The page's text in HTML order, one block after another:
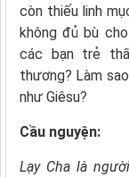
còn thiếu linh
không đủ bù
các bạn trẻ
thương? Làm
như Giêsu?
Cầu nguyện:
Lạy Cha là